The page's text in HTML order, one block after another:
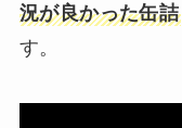
況が良かった缶詰
す。